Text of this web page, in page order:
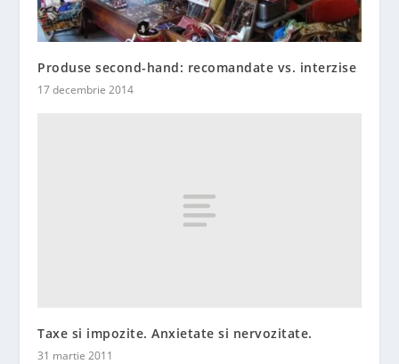
Produse second-hand: recomandate vs. interzise
17 decembrie 2014
Taxe si impozite. Anxietate si nervozitate.
31 martie 2011